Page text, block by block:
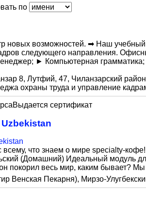
по
новых возможностей. ➡ Наш учебный
следующего направления.
► Компьютерная
8, Лутфий, 47, Чиланзарский
охраны труда и управление
Выдается сертификат
что знаем о мире specialty-
(Домашний) Идеальный модуль
покорил весь мир, каким бывает?
Венская Пекарня), Мирзо-